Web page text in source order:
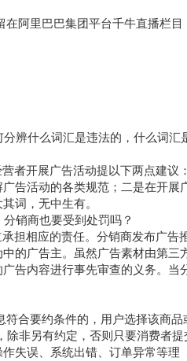
在阿里巴巴集团平台千牛直播栏目
辨什么词汇是违法的，什么词汇
者开展广告活动提以下两点建议：
告活动的各类规范；二是在开展
词，无中生有。
销商也要受到处罚吗？
担相应的责任。分销商发布广告
的广告主。虽然广告素材由第三
告内容进行事先审查的义务。当
符合要约条件的，用户选择该商品
除非另有约定，否则只要消费者提
失误、系统出错、订单异常等理